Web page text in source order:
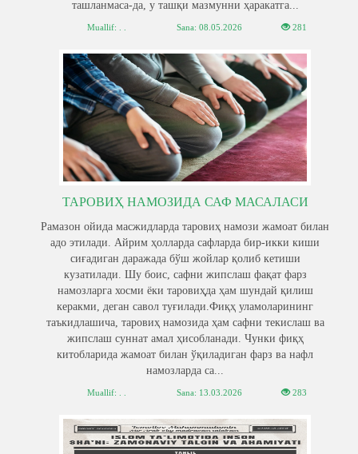
ташланмаса-да, у ташқи мазмунни ҳаракатга...
Muallif: . . Sana: 08.05.2026 281
ТАРОВИҲ НАМОЗИДА САФ МАСАЛАСИ
Рамазон ойида масжидларда таровиҳ намози жамоат билан
адо этилади. Айрим ҳолларда сафларда бир-икки киши
сиғадиган даражада бўш жойлар қолиб кетиши
кузатилади. Шу боис, сафни жипслаш фақат фарз
намозларга хосми ёки таровиҳда ҳам шундай қилиш
керакми, деган савол туғилади.Фиқҳ уламоларининг
таъкидлашича, таровиҳ намозида ҳам сафни текислаш ва
жипслаш суннат амал ҳисобланади. Чунки фиқҳ
китобларида жамоат билан ўқиладиган фарз ва нафл
намозларда са...
Muallif: . . Sana: 13.03.2026 283